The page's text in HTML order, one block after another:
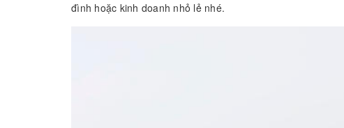
đình hoặc kinh doanh nhỏ lẻ nhé.